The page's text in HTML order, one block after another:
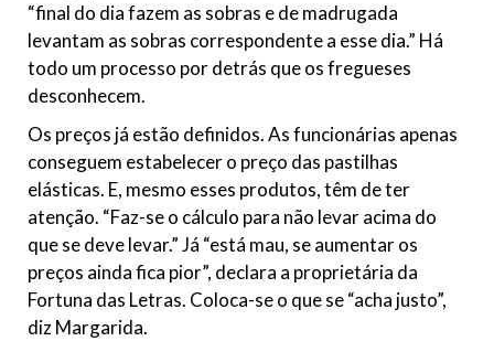
“final do dia fazem as sobras e de madrugada
levantam as sobras correspondente a esse dia.” Há
todo um processo por detrás que os fregueses
desconhecem.
Os preços já estão definidos. As funcionárias apenas
conseguem estabelecer o preço das pastilhas
elásticas. E, mesmo esses produtos, têm de ter
atenção. “Faz-se o cálculo para não levar acima do
que se deve levar.” Já “está mau, se aumentar os
preços ainda fica pior”, declara a proprietária da
Fortuna das Letras. Coloca-se o que se “acha justo”,
diz Margarida.